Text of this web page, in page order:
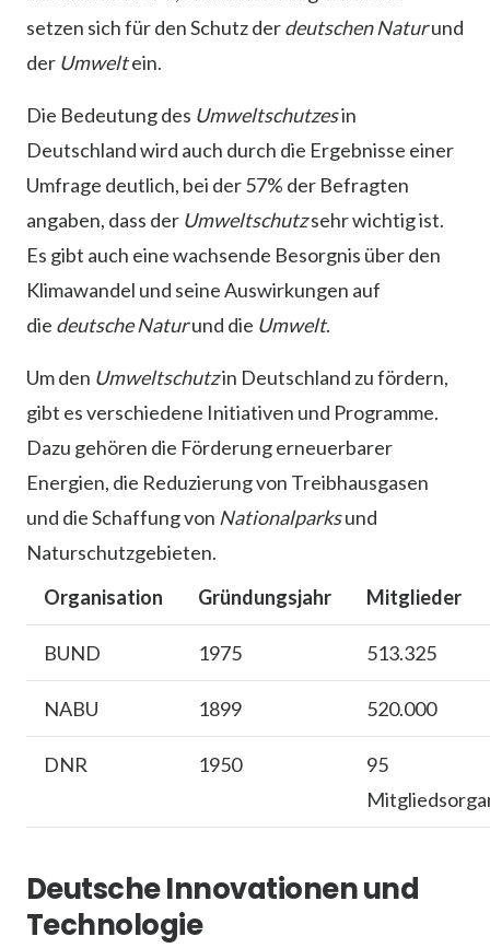
setzen sich für den Schutz derdeutschen Naturund
der Umweltein.
Die Bedeutung des Umweltschutzesin
Deutschland wird auch durch die Ergebnisse einer
Umfrage deutlich, bei der 57% der Befragten
angaben, dass der Umweltschutzsehr wichtig ist.
Es gibt auch eine wachsende Besorgnis über den
Klimawandel und seine Auswirkungen auf
die deutsche Naturund die Umwelt.
Um den Umweltschutzin Deutschland zu fördern,
gibt es verschiedene Initiativen und Programme.
Dazu gehören die Förderung erneuerbarer
Energien, die Reduzierung von Treibhausgasen
und die Schaffung von Nationalparksund
Naturschutzgebieten.
Organisation
Gründungsjahr Mitglieder
BUND 1975 513.325
NABU 1899 520.000
DNR 1950
95
Deutsche Innovationen und
Technologie